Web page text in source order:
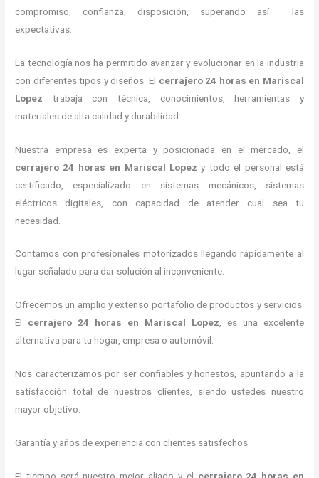
compromiso, confianza, disposición, superando así las
expectativas.
La tecnología nos ha permitido avanzar y evolucionar en la industria
con diferentes tipos y diseños. El cerrajero 24 horas en Mariscal
Lopez trabaja con técnica, conocimientos, herramientas y
materiales de alta calidad y durabilidad.
Nuestra empresa es experta y posicionada en el mercado, el
cerrajero 24 horas en Mariscal Lopez y todo el personal está
certificado, especializado en sistemas mecánicos, sistemas
eléctricos digitales, con capacidad de atender cual sea tu
necesidad.
Contamos con profesionales motorizados llegando rápidamente al
lugar señalado para dar solución al inconveniente.
Ofrecemos un amplio y extenso portafolio de productos y servicios.
El cerrajero 24 horas en Mariscal Lopez, es una excelente
alternativa para tu hogar, empresa o automóvil.
Nos caracterizamos por ser confiables y honestos, apuntando a la
satisfacción total de nuestros clientes, siendo ustedes nuestro
mayor objetivo.
Garantía y años de experiencia con clientes satisfechos.